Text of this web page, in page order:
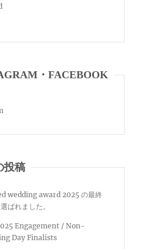
・FACEBOOK
投稿
wedding award 2025 の最終
ばれました。
Engagement / Non-
Day Finalists